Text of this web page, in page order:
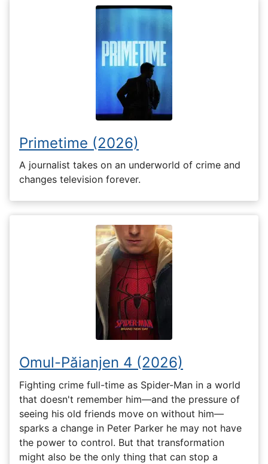
Primetime (2026)
A journalist takes on an underworld of crime and
changes television forever.
Omul-Păianjen 4 (2026)
Fighting crime full-time as Spider-Man in a world
that doesn't remember him—and the pressure of
seeing his old friends move on without him—
sparks a change in Peter Parker he may not have
the power to control. But that transformation
might also be the only thing that can stop a